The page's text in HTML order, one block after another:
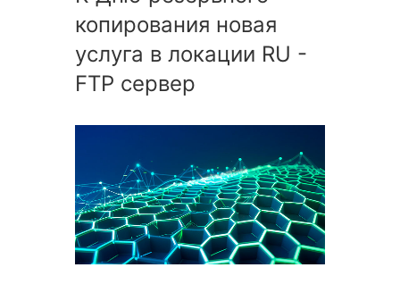
копирования новая
услуга в локации RU -
FTP сервер